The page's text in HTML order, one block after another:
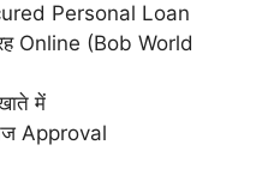
Personal Loan
Online (Bob World
में
Approval